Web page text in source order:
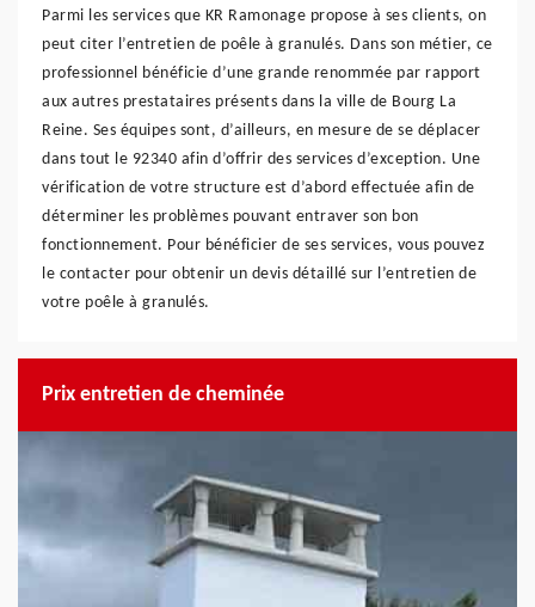
Parmi les services que KR Ramonage propose à ses clients, on
peut citer l’entretien de poêle à granulés. Dans son métier, ce
professionnel bénéficie d’une grande renommée par rapport
aux autres prestataires présents dans la ville de Bourg La
Reine. Ses équipes sont, d’ailleurs, en mesure de se déplacer
dans tout le 92340 afin d’offrir des services d’exception. Une
vérification de votre structure est d’abord effectuée afin de
déterminer les problèmes pouvant entraver son bon
fonctionnement. Pour bénéficier de ses services, vous pouvez
le contacter pour obtenir un devis détaillé sur l’entretien de
votre poêle à granulés.
Prix entretien de cheminée